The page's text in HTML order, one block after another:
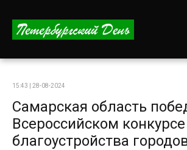
15:43 | 28-08-2024
Самарская область
Всероссийском конкурсе
благоустройства